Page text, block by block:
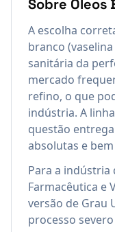
Sobre Óleos
A escolha
branco
sanitária da
mercado
refino, o que
indústria. A
questão
absolutas e
Para a indústria
Farmacêutica e
versão de Grau
processo